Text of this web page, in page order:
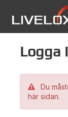
Logga
Du
här sidan.